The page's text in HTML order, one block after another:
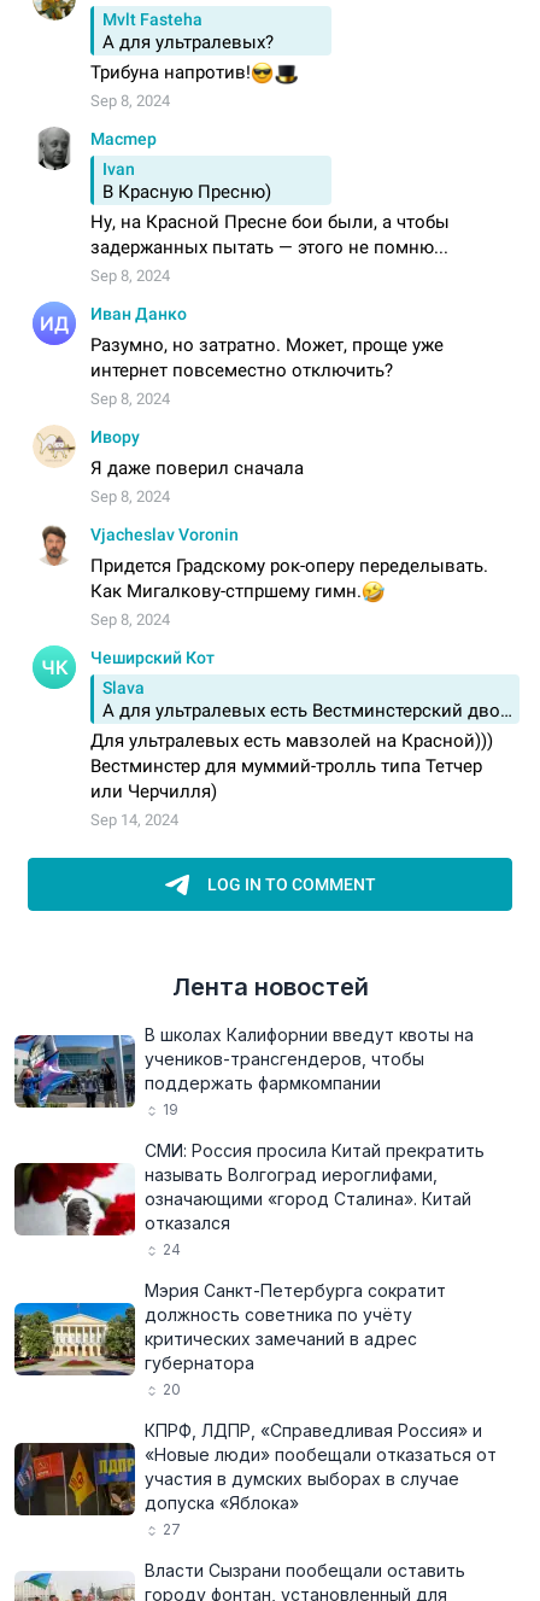
Лента новостей
В школах Калифорнии введут квоты на
учеников-трансгендеров, чтобы
поддержать фармкомпании
19
СМИ: Россия просила Китай прекратить
называть Волгоград иероглифами,
означающими «город Сталина». Китай
отказался
24
Мэрия Санкт-Петербурга сократит
должность советника по учёту
критических замечаний в адрес
губернатора
20
КПРФ, ЛДПР, «Справедливая Россия» и
«Новые люди» пообещали отказаться от
участия в думских выборах в случае
допуска «Яблока»
27
Власти Сызрани пообещали оставить
городу фонтан, установленный для